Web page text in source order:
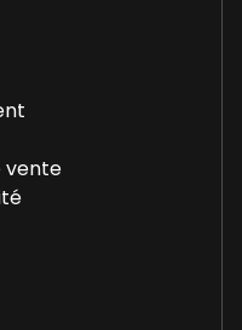
vente